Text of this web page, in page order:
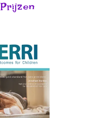
Prijzen